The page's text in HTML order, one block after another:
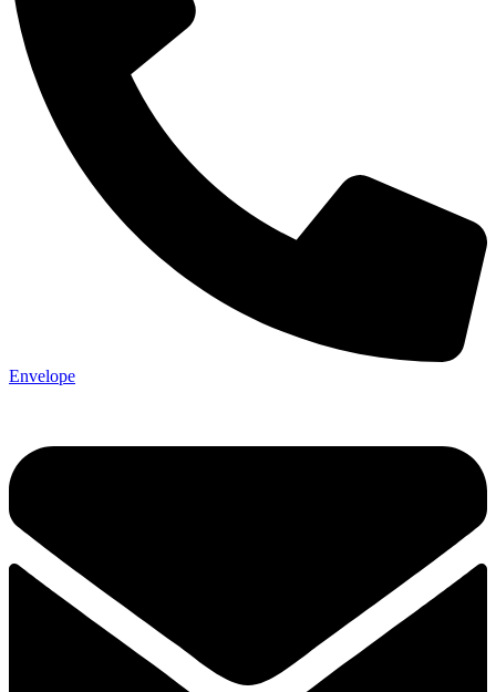
Envelope